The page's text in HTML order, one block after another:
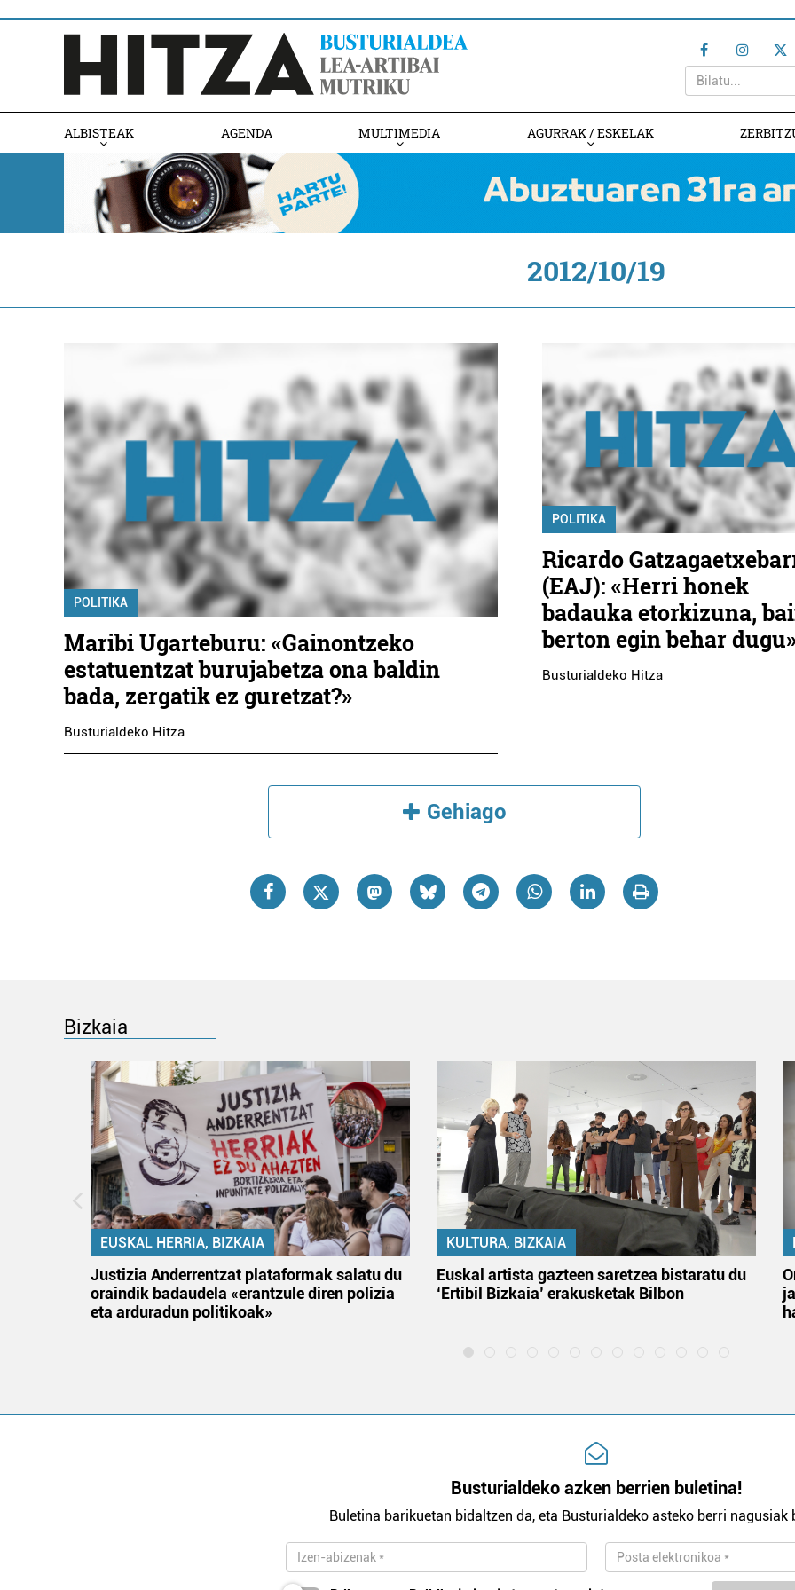
ALBISTEAK AGENDA MULTIMEDIA AGURRAK / ESKELAK
2012/10/19
POLITIKA
Maribi Ugarteburu: «Gainontzeko
estatuentzat burujabetza ona baldin
bada, zergatik ez guretzat?»
Busturialdeko Hitza
POLITIKA
Ricardo
(EAJ): «Herri honek
badauka etorkizuna,
berton egin behar
Busturialdeko Hitza
Gehiago
Bizkaia
EUSKAL HERRIA, BIZKAIA
Justizia Anderrentzat plataformak salatu du
oraindik badaudela «erantzule diren polizia
eta arduradun politikoak»
KULTURA, BIZKAIA
Euskal artista gazteen saretzea bistaratu du
‘Ertibil Bizkaia’ erakusketak Bilbon
Busturialdeko azken berrien buletina!
Buletina barikuetan bidaltzen da, eta Busturialdeko asteko berri nagusiak